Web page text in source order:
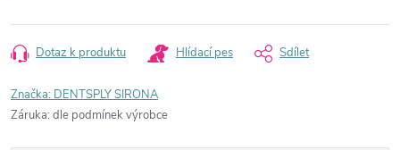
Dotaz k produktu Hlídací pes Sdílet
Značka: DENTSPLY SIRONA
Záruka: dle podmínek výrobce